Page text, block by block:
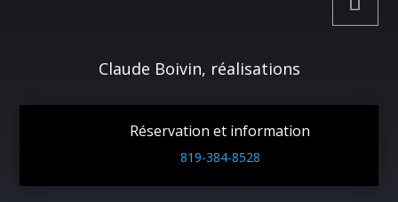
Claude Boivin, réalisations
Réservation et information
819-384-8528